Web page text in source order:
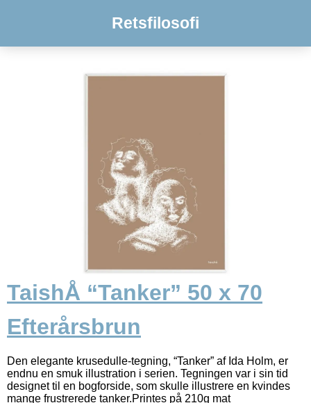
Retsfilosofi
TaishÅ “Tanker” 50 x 70
Efterårsbrun
Den elegante krusedulle-tegning, “Tanker” af Ida Holm, er
endnu en smuk illustration i serien. Tegningen var i sin tid
designet til en bogforside, som skulle illustrere en kvindes
mange frustrerede tanker.Printes på 210g mat